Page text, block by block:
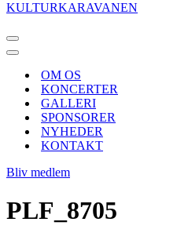
KULTURKARAVANEN
Navigation
menu
Navigation
OM OS
KONCERTER
GALLERI
SPONSORER
NYHEDER
KONTAKT
Bliv medlem
PLF_8705